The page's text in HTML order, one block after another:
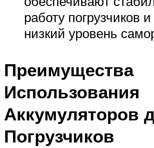
работу погрузчиков
низкий уровень
Преимущества
Использования
Аккумуляторов
Погрузчиков